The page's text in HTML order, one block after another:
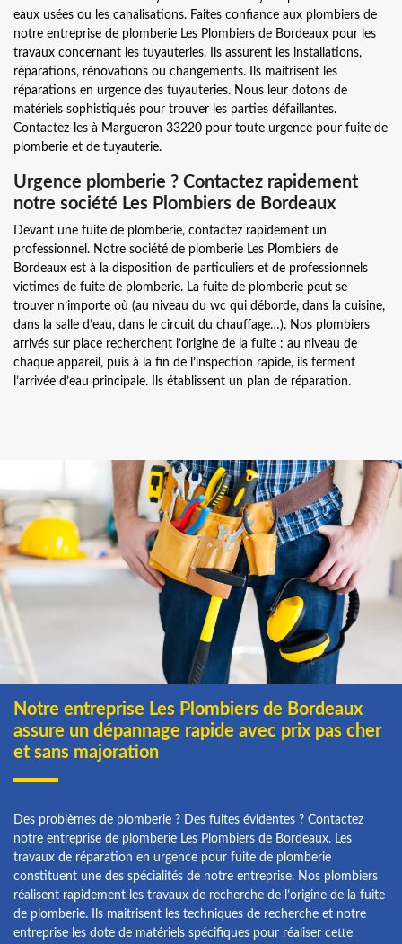
eaux usées ou les canalisations. Faites confiance aux plombiers de
notre entreprise de plomberie Les Plombiers de Bordeaux pour les
travaux concernant les tuyauteries. Ils assurent les installations,
réparations, rénovations ou changements. Ils maitrisent les
réparations en urgence des tuyauteries. Nous leur dotons de
matériels sophistiqués pour trouver les parties défaillantes.
Contactez-les à Margueron 33220 pour toute urgence pour fuite de
plomberie et de tuyauterie.
Urgence plomberie ? Contactez rapidement
notre société Les Plombiers de Bordeaux
Devant une fuite de plomberie, contactez rapidement un
professionnel. Notre société de plomberie Les Plombiers de
Bordeaux est à la disposition de particuliers et de professionnels
victimes de fuite de plomberie. La fuite de plomberie peut se
trouver n’importe où (au niveau du wc qui déborde, dans la cuisine,
dans la salle d’eau, dans le circuit du chauffage…). Nos plombiers
arrivés sur place recherchent l’origine de la fuite : au niveau de
chaque appareil, puis à la fin de l’inspection rapide, ils ferment
l’arrivée d’eau principale. Ils établissent un plan de réparation.
Notre entreprise Les Plombiers de Bordeaux
assure un dépannage rapide avec prix pas cher
et sans majoration
Des problèmes de plomberie ? Des fuites évidentes ? Contactez
notre entreprise de plomberie Les Plombiers de Bordeaux. Les
travaux de réparation en urgence pour fuite de plomberie
constituent une des spécialités de notre entreprise. Nos plombiers
réalisent rapidement les travaux de recherche de l’origine de la fuite
de plomberie. Ils maitrisent les techniques de recherche et notre
entreprise les dote de matériels spécifiques pour réaliser cette